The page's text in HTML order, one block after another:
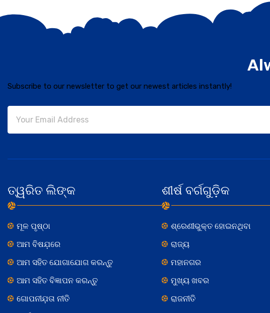
Subscribe to our newsletter to get our newest articles instantly!
ତ୍ୱରିତ ଲିଙ୍କ
ମୂଳ ପୃଷ୍ଠା
ଆମ ବିଷଯ଼ରେ
ଆମ ସହିତ ଯୋଗାଯୋଗ କରନ୍ତୁ
ଆମ ସହିତ ବିଜ୍ଞାପନ କରନ୍ତୁ
ଗୋପନୀଯ଼ତା ନୀତି
ଶୀର୍ଷ ବର୍ଗଗୁଡ଼ିକ
ଶ୍ରେଣୀଭୁକ୍ତ ହୋଇନଥିବା
ରାଜ୍ୟ
ମହାନଗର
ମୁଖ୍ୟ ଖବର
ରାଜନୀତି